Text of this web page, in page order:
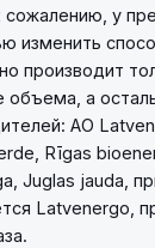
у
изменить
производит
а
АО
Rīgas
Juglas jauda,
Latvenergo,